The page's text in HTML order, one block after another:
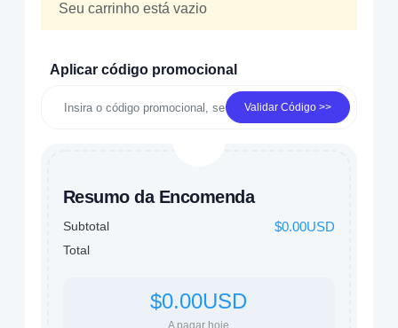
Seu carrinho está vazio
Aplicar código promocional
Validar Código >>
Resumo da Encomenda
Subtotal $0.00USD
Total
$0.00USD